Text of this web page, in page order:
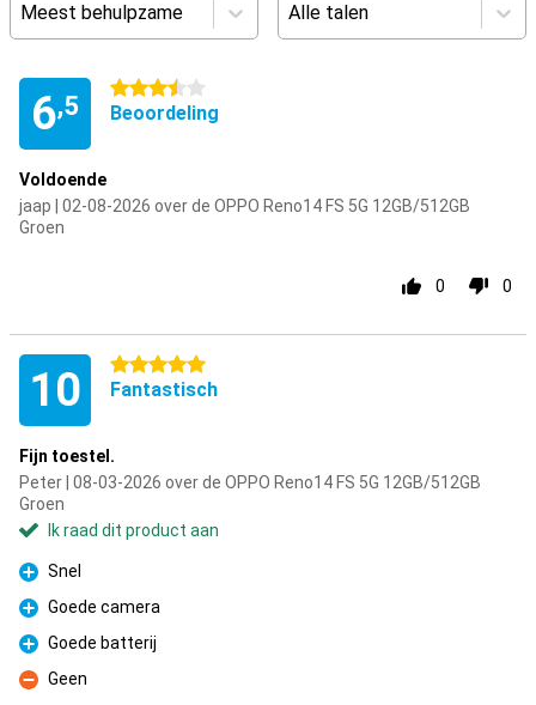
Meest behulpzame Alle talen
6,5
3.5 sterren
Beoordeling
Voldoende
jaap | 02-08-2026 over de OPPO Reno14 FS 5G 12GB/512GB
Groen
0 0
10 5 sterren
Fantastisch
Fijn toestel.
Peter | 08-03-2026 over de OPPO Reno14 FS 5G 12GB/512GB
Groen
Ik raad dit product aan
Pluspunt
Snel
Pluspunt
Goede camera
Pluspunt
Goede batterij
Minpunt
Geen